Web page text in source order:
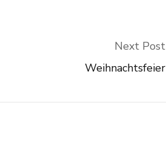
Next Post
Weihnachtsfeier